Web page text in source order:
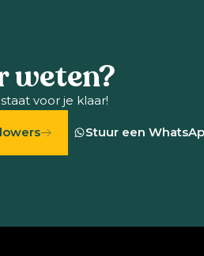
weten?
voor je klaar!
Stuur een